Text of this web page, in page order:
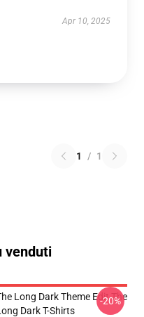
Apr 10, 2025
1 / 1
venduti
Long Dark Theme Edit The
Dark T-Shirts
-20%